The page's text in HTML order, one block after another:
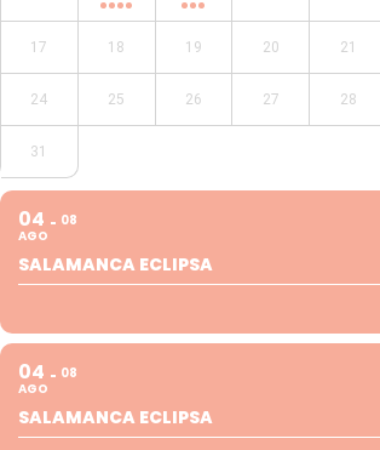
17 18 19 20 21
24 25 26 27 28
31
04
AGO
08
SALAMANCA ECLIPSA
04
AGO
08
SALAMANCA ECLIPSA